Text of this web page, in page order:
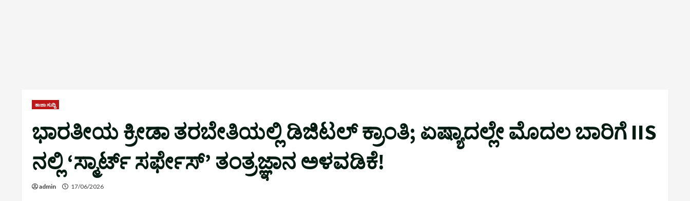
ತಾಜಾ ಸುದ್ದಿ
ಭಾರತೀಯ ಕ್ರೀಡಾ ತರಬೇತಿಯಲ್ಲಿ ಡಿಜಿಟಲ್ ಕ್ರಾಂತಿ; ಏಷ್ಯಾದಲ್ಲೇ ಮೊದಲ ಬಾರಿಗೆ IIS
ನಲ್ಲಿ ‘ಸ್ಮಾರ್ಟ್ ಸರ್ಫೇಸ್’ ತಂತ್ರಜ್ಞಾನ ಅಳವಡಿಕೆ!
admin 17/06/2026